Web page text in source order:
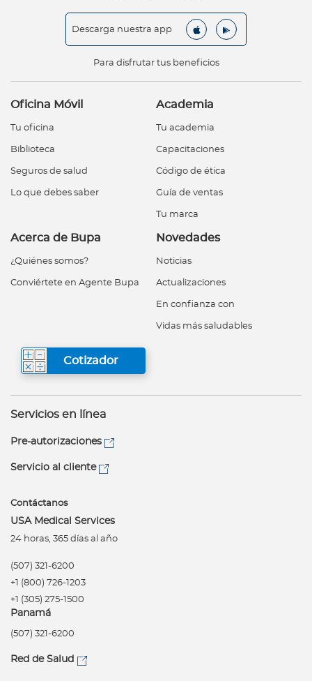
Descarga nuestra app
Para disfrutar tus beneficios
Oficina Móvil
Tu oficina
Biblioteca
Seguros de salud
Lo que debes saber
Academia
Tu academia
Capacitaciones
Código de ética
Guía de ventas
Tu marca
Acerca de Bupa
¿Quiénes somos?
Conviértete en Agente Bupa
Novedades
Noticias
Actualizaciones
En confianza con
Vidas más saludables
Cotizador
Servicios en línea
Pre-autorizaciones
Servicio al cliente
Contáctanos
USA Medical Services
24 horas, 365 días al año
(507) 321-6200
+1 (800) 726-1203
+1 (305) 275-1500
Panamá
(507) 321-6200
Red de Salud